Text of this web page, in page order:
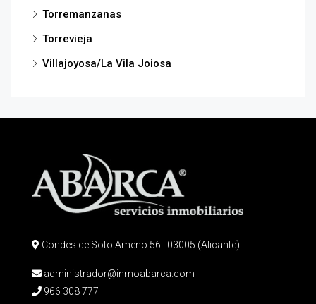
Torremanzanas
Torrevieja
Villajoyosa/La Vila Joiosa
Condes de Soto Ameno 56 | 03005 (Alicante)
administrador@inmoabarca.com
966 308 777